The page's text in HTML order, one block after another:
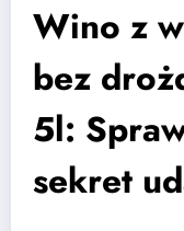
Wino z
bez
5l:
sekret